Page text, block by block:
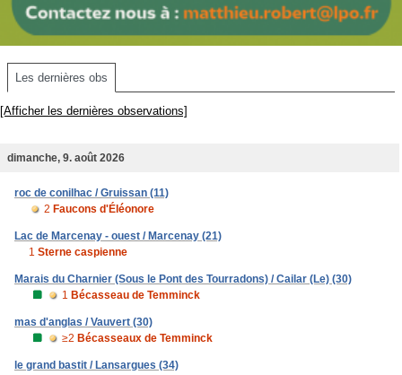
Les dernières obs
[Afficher les dernières observations]
dimanche, 9. août 2026
roc de conilhac / Gruissan (11)
2 Faucons d'Éléonore
Lac de Marcenay - ouest / Marcenay (21)
1 Sterne caspienne
Marais du Charnier (Sous le Pont des Tourradons) / Cailar (Le) (30)
1 Bécasseau de Temminck
mas d'anglas / Vauvert (30)
≥2 Bécasseaux de Temminck
le grand bastit / Lansargues (34)